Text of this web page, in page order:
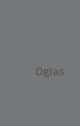
Oglas